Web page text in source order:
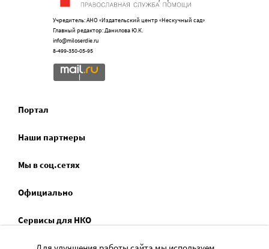
Учредитель: АНО «Издательский центр «Нескучный сад»
Главный редактор: Данилова Ю.К.
info@miloserdie.ru
8-499-350-05-95
Портал
Наши партнеры
Мы в соц.сетях
Официально
Сервисы для НКО